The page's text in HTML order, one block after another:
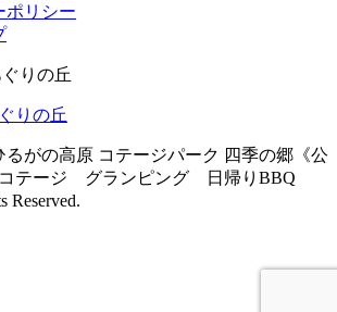
ポリシー
りの丘
るがの高原 コテージパーク 四季の郷《公
テージ グランピング 日帰りBBQ
Reserved.